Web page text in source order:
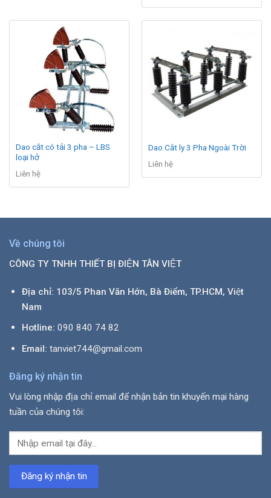
Dao cắt có tải 3 pha – LBS
loại hở
Liên hệ
Dao Cắt ly 3 Pha Ngoài Trời
Liên hệ
Về chúng tôi
CÔNG TY TNHH THIẾT BỊ ĐIỆN TÂN VIỆT
Địa chỉ: 103/5 Phan Văn Hớn, Bà Điểm, TP.HCM, Việt
Nam
Hotline: 090 840 74 82
Email: tanviet744@gmail.com
Đăng ký nhận tin
Vui lòng nhập địa chỉ email để nhận bản tin khuyến mại hàng
tuần của chúng tôi: